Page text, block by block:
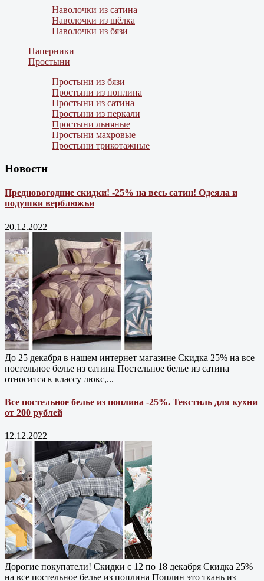
Наволочки из сатина
Наволочки из шёлка
Наволочки из бязи
Наперники
Простыни
Простыни из бязи
Простыни из поплина
Простыни из сатина
Простыни из перкали
Простыни льняные
Простыни махровые
Простыни трикотажные
Новости
Предновогодние скидки! -25% на весь сатин! Одеяла и
подушки верблюжьи
20.12.2022
До 25 декабря в нашем интернет магазине Cкидка 25% на все
постельное белье из сатина Постельное белье из сатина
относится к классу люкс,...
Все постельное белье из поплина -25%. Текстиль для кухни
от 200 рублей
12.12.2022
Дорогие покупатели! Скидки с 12 по 18 декабря Скидка 25%
на все постельное белье из поплина Поплин это ткань из